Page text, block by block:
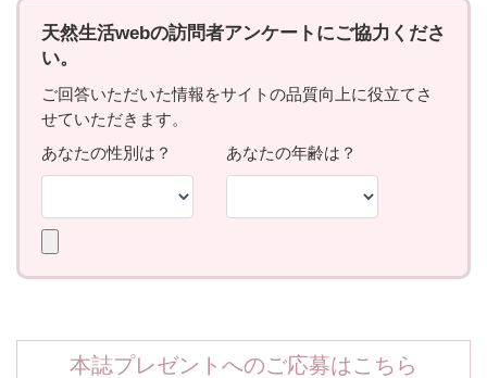
本誌プレゼントへのご応募はこちら